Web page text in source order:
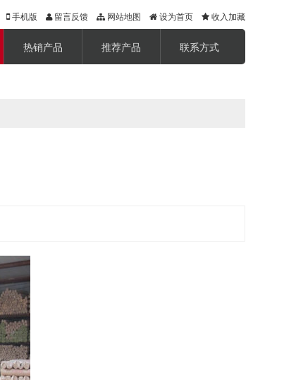
手机版 留言反馈 网站地图 设为首页 收入加藏
联系方式
推荐产品
热销产品